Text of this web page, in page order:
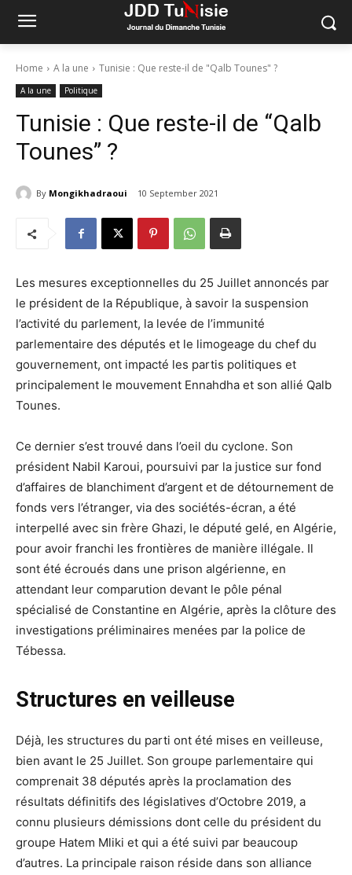
Home A la une Tunisie : Que reste-il de "Qalb Tounes" ?
A la une Politique
Tunisie : Que reste-il de “Qalb
Tounes” ?
By Mongikhadraoui 10 September 2021
Les mesures exceptionnelles du 25 Juillet annoncés par
le président de la République, à savoir la suspension
l’activité du parlement, la levée de l’immunité
parlementaire des députés et le limogeage du chef du
gouvernement, ont impacté les partis politiques et
principalement le mouvement Ennahdha et son allié Qalb
Tounes.
Ce dernier s’est trouvé dans l’oeil du cyclone. Son
président Nabil Karoui, poursuivi par la justice sur fond
d’affaires de blanchiment d’argent et de détournement de
fonds vers l’étranger, via des sociétés-écran, a été
interpellé avec sin frère Ghazi, le député gelé, en Algérie,
pour avoir franchi les frontières de manière illégale. Il
sont été écroués dans une prison algérienne, en
attendant leur comparution devant le pôle pénal
spécialisé de Constantine en Algérie, après la clôture des
investigations préliminaires menées par la police de
Tébessa.
Structures en veilleuse
Déjà, les structures du parti ont été mises en veilleuse,
bien avant le 25 Juillet. Son groupe parlementaire qui
comprenait 38 députés après la proclamation des
résultats définitifs des législatives d’Octobre 2019, a
connu plusieurs démissions dont celle du président du
groupe Hatem Mliki et qui a été suivi par beaucoup
d’autres. La principale raison réside dans son alliance